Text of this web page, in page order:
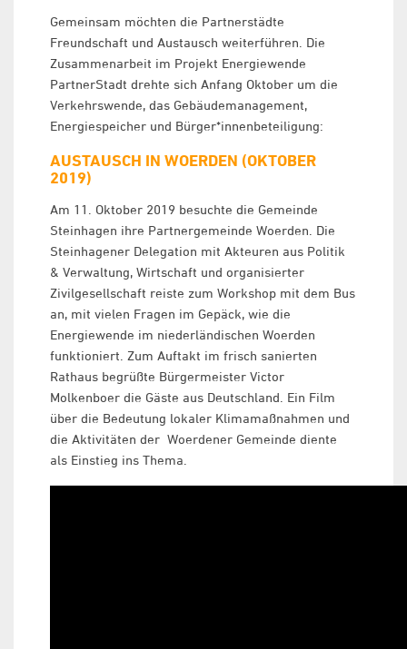
Gemeinsam möchten die Partnerstädte
Freundschaft und Austausch weiterführen. Die
Zusammenarbeit im Projekt Energiewende
PartnerStadt drehte sich Anfang Oktober um die
Verkehrswende, das Gebäudemanagement,
Energiespeicher und Bürger*innenbeteiligung:
AUSTAUSCH IN WOERDEN (OKTOBER
2019)
Am 11. Oktober 2019 besuchte die Gemeinde
Steinhagen ihre Partnergemeinde Woerden. Die
Steinhagener Delegation mit Akteuren aus Politik
& Verwaltung, Wirtschaft und organisierter
Zivilgesellschaft reiste zum Workshop mit dem Bus
an, mit vielen Fragen im Gepäck, wie die
Energiewende im niederländischen Woerden
funktioniert. Zum Auftakt im frisch sanierten
Rathaus begrüßte Bürgermeister Victor
Molkenboer die Gäste aus Deutschland. Ein Film
über die Bedeutung lokaler Klimamaßnahmen und
die Aktivitäten der Woerdener Gemeinde diente
als Einstieg ins Thema.